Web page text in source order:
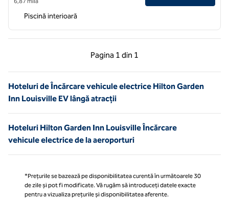
Piscină interioară
Pagina 1 din 1
Pagina anterioară, 1 din 1
Pagina 1 din 1
Hoteluri de Încărcare vehicule electrice Hilton Garden
Inn Louisville EV lângă atracții
Hoteluri Hilton Garden Inn Louisville Încărcare
vehicule electrice de la aeroporturi
*Prețurile se bazează pe disponibilitatea curentă în următoarele 30
de zile și pot fi modificate. Vă rugăm să introduceți datele exacte
pentru a vizualiza prețurile și disponibilitatea aferente.